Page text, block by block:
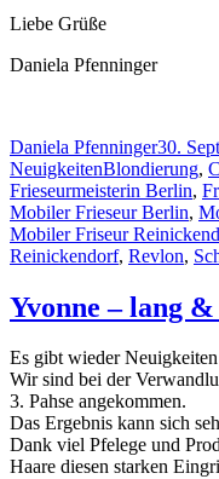
Liebe Grüße
Daniela Pfenninger
Autor
Daniela Pfenninger
am
30.
NeuigkeitenSchlagwörter
Blondierung,
Frieseurmeisterin Berlin,
Mobiler Frieseur Berlin,
Mobiler Friseur
Reinickendorf, Revlon,
Yvonne – lang
Es gibt wieder
Wir sind bei der
3. Pahse angekommen.
Das Ergebnis kann sich
Dank viel Pfelege und
Haare diesen starken